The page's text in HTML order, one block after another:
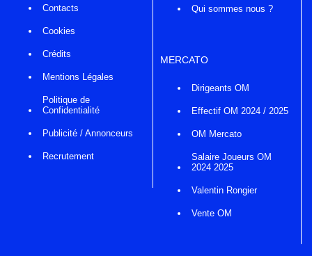
Contacts
Cookies
Crédits
Mentions Légales
Politique de
Confidentialité
Publicité / Annonceurs
Recrutement
Qui sommes nous ?
MERCATO
Dirigeants OM
Effectif OM 2024 / 2025
OM Mercato
Salaire Joueurs OM
2024 2025
Valentin Rongier
Vente OM